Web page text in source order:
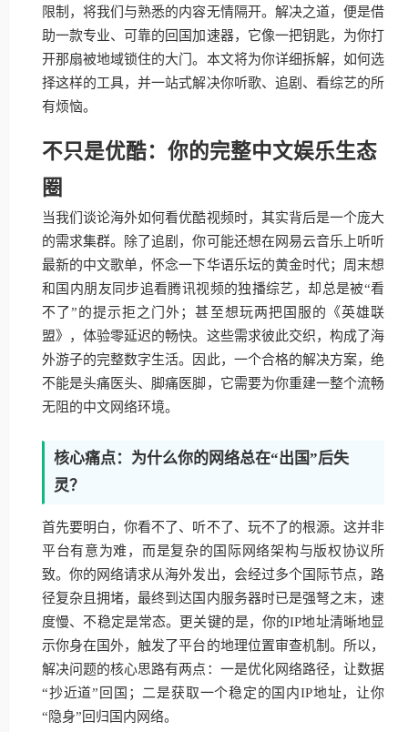
限制，将我们与熟悉的内容无情隔开。解决之道，便是借
助一款专业、可靠的回国加速器，它像一把钥匙，为你打
开那扇被地域锁住的大门。本文将为你详细拆解，如何选
择这样的工具，并一站式解决你听歌、追剧、看综艺的所
有烦恼。
不只是优酷：你的完整中文娱乐生态
圈
当我们谈论海外如何看优酷视频时，其实背后是一个庞大
的需求集群。除了追剧，你可能还想在网易云音乐上听听
最新的中文歌单，怀念一下华语乐坛的黄金时代；周末想
和国内朋友同步追看腾讯视频的独播综艺，却总是被“看
不了”的提示拒之门外；甚至想玩两把国服的《英雄联
盟》，体验零延迟的畅快。这些需求彼此交织，构成了海
外游子的完整数字生活。因此，一个合格的解决方案，绝
不能是头痛医头、脚痛医脚，它需要为你重建一整个流畅
无阻的中文网络环境。
核心痛点：为什么你的网络总在“出国”后失
灵？
首先要明白，你看不了、听不了、玩不了的根源。这并非
平台有意为难，而是复杂的国际网络架构与版权协议所
致。你的网络请求从海外发出，会经过多个国际节点，路
径复杂且拥堵，最终到达国内服务器时已是强弩之末，速
度慢、不稳定是常态。更关键的是，你的IP地址清晰地显
示你身在国外，触发了平台的地理位置审查机制。所以，
解决问题的核心思路有两点：一是优化网络路径，让数据
“抄近道”回国；二是获取一个稳定的国内IP地址，让你
“隐身”回归国内网络。